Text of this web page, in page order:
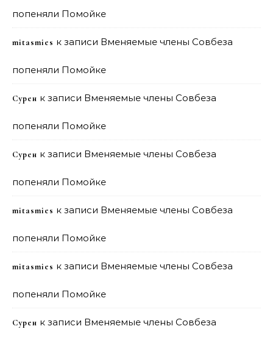
попеняли Помойке
mitasmies к записи Вменяемые члены Совбеза
попеняли Помойке
Сурен к записи Вменяемые члены Совбеза
попеняли Помойке
Сурен к записи Вменяемые члены Совбеза
попеняли Помойке
mitasmies к записи Вменяемые члены Совбеза
попеняли Помойке
mitasmies к записи Вменяемые члены Совбеза
попеняли Помойке
Сурен к записи Вменяемые члены Совбеза